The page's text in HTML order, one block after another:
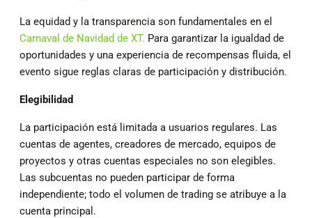
La equidad y la transparencia son fundamentales en el
Carnaval de Navidad de XT. Para garantizar la igualdad de
oportunidades y una experiencia de recompensas fluida, el
evento sigue reglas claras de participación y distribución.
Elegibilidad
La participación está limitada a usuarios regulares. Las
cuentas de agentes, creadores de mercado, equipos de
proyectos y otras cuentas especiales no son elegibles.
Las subcuentas no pueden participar de forma
independiente; todo el volumen de trading se atribuye a la
cuenta principal.